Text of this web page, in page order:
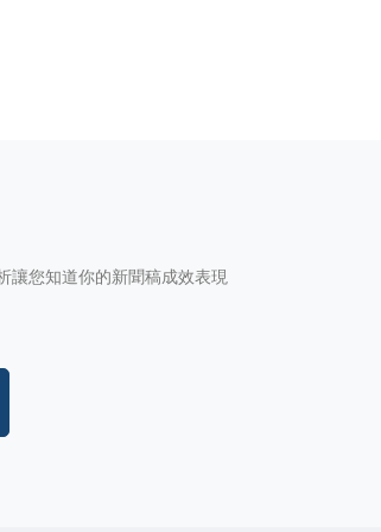
讓您知道你的新聞稿成效表現